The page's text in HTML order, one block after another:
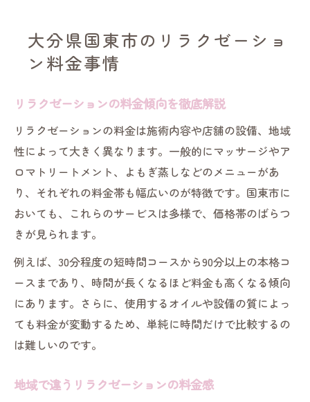
気になるリラクゼーションの相場を解説
リラクゼーションの平均料金を知るポイン
リラクゼーション相場と料金の目安を紹介
予算に合ったリラクゼーションの選び方
リラクゼーションの相場感を実例で解説
サービス内容別リラクゼーションの料金傾
向
マッサージ料金を国東市で賢く比較する方法
リラクゼーション料金を比較するチェック
ポイント
国東市で選ぶリラクゼーションの比較法
料金比較で見落としがちなリラクゼーショ
ンの特徴
コストパフォーマンス重視のリラクゼーシ
大分県国東市のリラクゼーショ
ン料金事情
リラクゼーションの料金傾向を徹底解説
リラクゼーションの料金は施術内容や店舗の設備、地域
性によって大きく異なります。一般的にマッサージやア
ロマトリートメント、よもぎ蒸しなどのメニューがあ
り、それぞれの料金帯も幅広いのが特徴です。国東市に
おいても、これらのサービスは多様で、価格帯のばらつ
きが見られます。
例えば、30分程度の短時間コースから90分以上の本格コ
ースまであり、時間が長くなるほど料金も高くなる傾向
にあります。さらに、使用するオイルや設備の質によっ
ても料金が変動するため、単純に時間だけで比較するの
は難しいのです。
地域で違うリラクゼーションの料金感